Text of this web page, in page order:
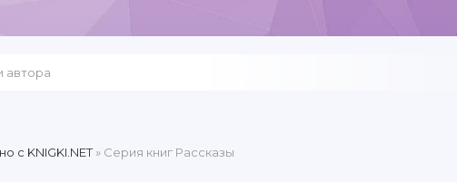
c KNIGKI.NET» Серия книг Рассказы